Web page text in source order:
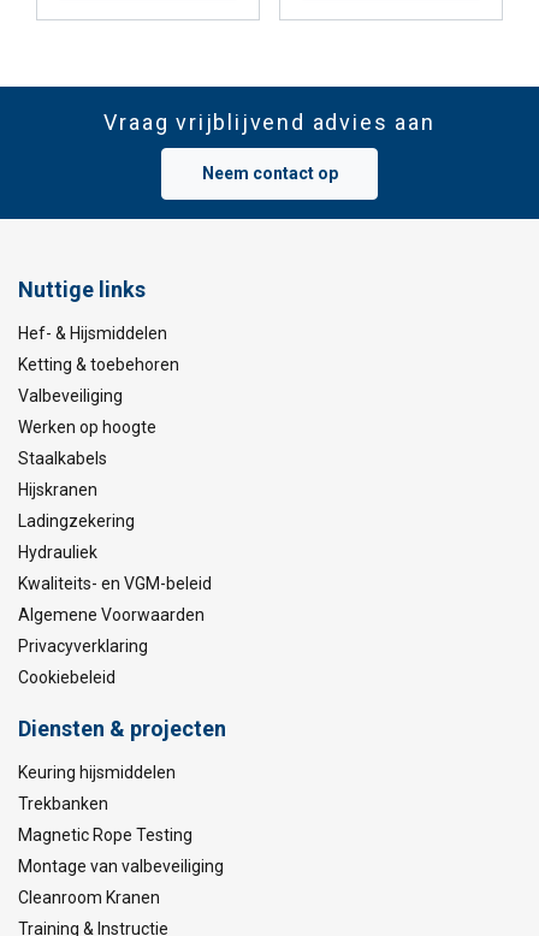
Vraag vrijblijvend advies aan
Neem contact op
Nuttige links
Hef- & Hijsmiddelen
Ketting & toebehoren
Valbeveiliging
Werken op hoogte
Staalkabels
Hijskranen
Ladingzekering
Hydrauliek
Kwaliteits- en VGM-beleid
Algemene Voorwaarden
Privacyverklaring
Cookiebeleid
Diensten & projecten
Keuring hijsmiddelen
Trekbanken
Magnetic Rope Testing
Montage van valbeveiliging
Cleanroom Kranen
Training & Instructie